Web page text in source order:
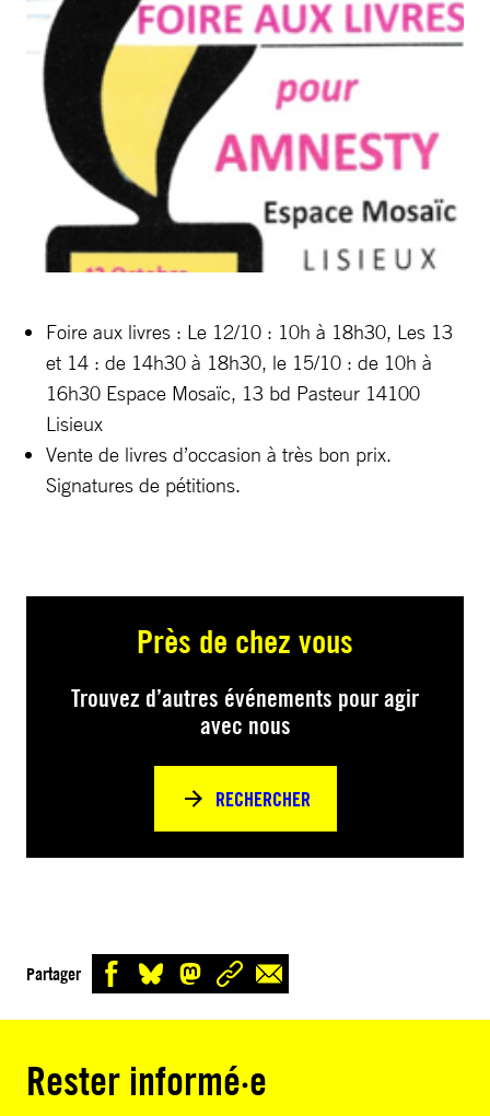
Foire aux livres : Le 12/10 : 10h à 18h30, Les 13
et 14 : de 14h30 à 18h30, le 15/10 : de 10h à
16h30 Espace Mosaïc, 13 bd Pasteur 14100
Lisieux
Vente de livres d’occasion à très bon prix.
Signatures de pétitions.
Près de chez vous
Trouvez d’autres événements pour agir
avec nous
RECHERCHER
Partager
Rester informé·e